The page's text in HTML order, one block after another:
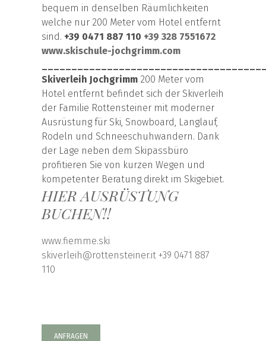
bequem in denselben Räumlichkeiten
welche nur 200 Meter vom Hotel entfernt
sind. +39 0471 887 110 +39 328 7551672
www.skischule-jochgrimm.com
Skiverleih Jochgrimm 200 Meter vom
Hotel entfernt befindet sich der Skiverleih
der Familie Rottensteiner mit moderner
Ausrüstung für Ski, Snowboard, Langlauf,
Rodeln und Schneeschuhwandern. Dank
der Lage neben dem Skipassbüro
profitieren Sie von kurzen Wegen und
kompetenter Beratung direkt im Skigebiet.
HIER AUSRÜSTUNG
BUCHEN!!
www.fiemme.ski
skiverleih@rottensteiner.it +39 0471 887
110
ANFRAGEN